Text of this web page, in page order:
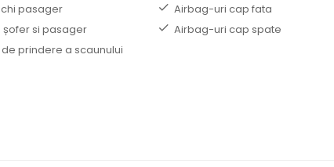
pasager
Airbag-uri cap fata
si pasager
Airbag-uri cap spate
prindere a scaunului